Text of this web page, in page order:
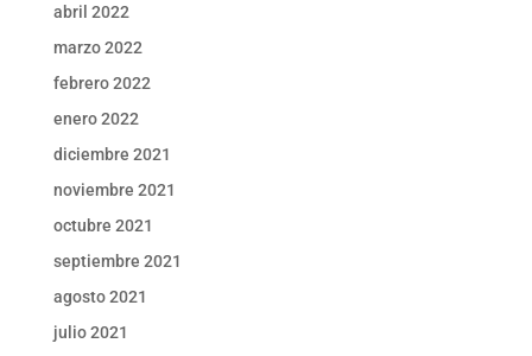
abril 2022
marzo 2022
febrero 2022
enero 2022
diciembre 2021
noviembre 2021
octubre 2021
septiembre 2021
agosto 2021
julio 2021